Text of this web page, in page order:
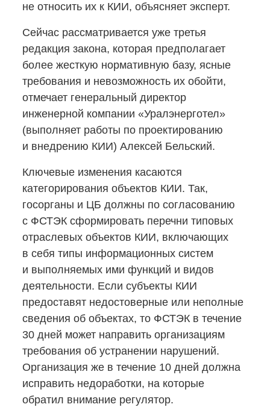
не относить их к КИИ, объясняет эксперт.
Сейчас рассматривается уже третья
редакция закона, которая предполагает
более жесткую нормативную базу, ясные
требования и невозможность их обойти,
отмечает генеральный директор
инженерной компании «Уралэнерготел»
(выполняет работы по проектированию
и внедрению КИИ) Алексей Бельский.
Ключевые изменения касаются
категорирования объектов КИИ. Так,
госорганы и ЦБ должны по согласованию
с ФСТЭК сформировать перечни типовых
отраслевых объектов КИИ, включающих
в себя типы информационных систем
и выполняемых ими функций и видов
деятельности. Если субъекты КИИ
предоставят недостоверные или неполные
сведения об объектах, то ФСТЭК в течение
30 дней может направить организациям
требования об устранении нарушений.
Организация же в течение 10 дней должна
исправить недоработки, на которые
обратил внимание регулятор.